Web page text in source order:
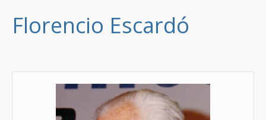
Florencio Escardó